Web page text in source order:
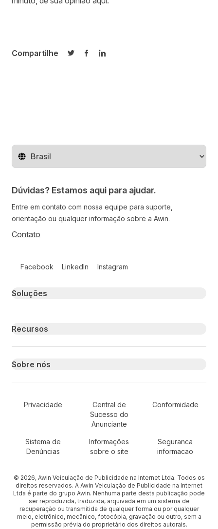
Compartilhe
Compartilhar no Twitter
Compartilhar no Facebook
Compartilhar no LinkedIn
Mude o território
Dúvidas? Estamos aqui para ajudar.
Entre em contato com nossa equipe para suporte,
orientação ou qualquer informação sobre a Awin.
Contato
Facebook LinkedIn Instagram
Primary footer navigation
Soluções
Recursos
Sobre nós
Secondary Footer Navigation
Privacidade
Central de
Sucesso do
Anunciante
Conformidade
Sistema de
Denúncias
Informações
sobre o site
Seguranca
informacao
© 2026, Awin Veiculação de Publicidade na Internet Ltda. Todos os
direitos reservados. A Awin Veiculação de Publicidade na Internet
Ltda é parte do grupo Awin. Nenhuma parte desta publicação pode
ser reproduzida, traduzida, arquivada em um sistema de
recuperação ou transmitida de qualquer forma ou por qualquer
meio, eletrônico, mecânico, fotocópia, gravação ou outro, sem a
permissão prévia do proprietário dos direitos autorais.